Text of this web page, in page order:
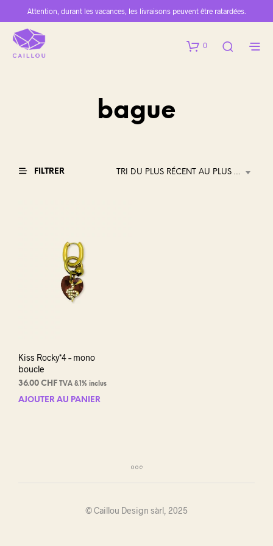
Attention, durant les vacances, les livraisons peuvent être ratardées.
0
bague
FILTRER TRI DU PLUS RÉCENT AU PLUS ANCIEN
Kiss Rocky*4 – mono
boucle
36.00 CHF TVA 8.1% inclus
AJOUTER AU PANIER
© Caillou Design sàrl, 2025